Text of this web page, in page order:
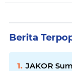
Berita
JAKOR